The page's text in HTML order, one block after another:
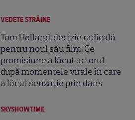
VEDETE STRĂINE
Tom Holland, decizie radicală
pentru noul său film! Ce
promisiune a făcut actorul
după momentele virale în care
a făcut senzație prin dans
SKYSHOWTIME